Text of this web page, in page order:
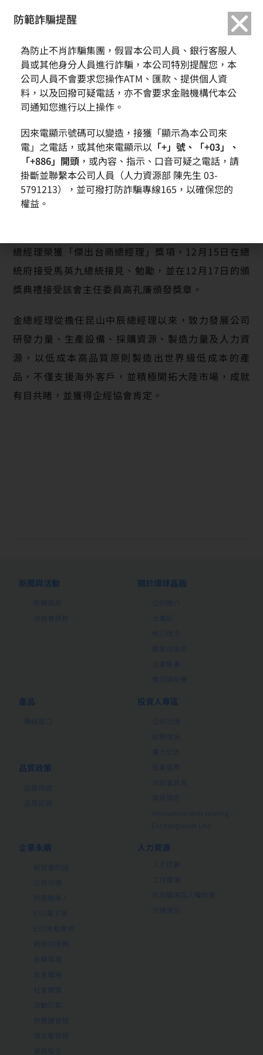
本公司之大陸子公司昆山中辰矽晶有限公司金敬長總經理榮獲中華民國企經協
會第29屆「國家傑出經理獎」
本公司之大陸子公司昆山中辰矽晶有限公司金敬長總經理榮獲
中華民國企經協會第29屆「國家傑出經理獎」
為了鼓勵專業經理人員致力提升企業管理品質及績
效，並表揚其對企業經營及國家經濟發展的貢獻，社
團法人中華民國企業經理協進會每年舉辦「國家傑出
總經理榮獲「傑出台商總經理」獎項，12月15日在總
統府接受馬英九總統接見、勉勵，並在12月17日的頒
獎典禮接受該會主任委員高孔廉頒發獎章。
金總經理從擔任昆山中辰總經理以來，致力發展公司
研發力量、生產設備、採購資源、製造力量及人力資
源，以低成本高品質原則製造出世界級低成本的產
品，不僅支援海外客戶，並積極開拓大陸市場，成就
有目共睹，並獲得企經協會肯定。
新聞與活動
新聞訊息
法說會訊息
關於環球晶圓
公司簡介
大事紀
核心理念
願景與使命
企業集團
獎項與榮譽
產品
聯絡窗口
品質政策
品質保證
品質認證
投資人專區
公司治理
財務資訊
重大公告
股東服務
法說會訊息
常見問答
Announcements relating
Exchangeable Unit
企業永續
經營者的話
公司治理
利害關係人
ESG電子報
ESG焦點案例
創新與服務
永續環境
友善職場
社會關懷
活動花絮
供應鏈管理
環安衛管理
資訊安全
人力資源
人才招募
工作環境
包容職場與人權政策
交通資訊
防範詐騙提醒
為防止不肖詐騙集團，假冒本公司人員、銀行客服人
員或其他身分人員進行詐騙，本公司特別提醒您，本
公司人員不會要求您操作ATM、匯款、提供個人資
料，以及回撥可疑電話，亦不會要求金融機構代本公
司通知您進行以上操作。
因來電顯示號碼可以變造，接獲「顯示為本公司來
電」之電話，或其他來電顯示以 「+」號、「+03」、
「+886」開頭 ，或內容、指示、口音可疑之電話，請
掛斷並聯繫本公司人員（人力資源部 陳先生 03-
5791213），並可撥打防詐騙專線165，以確保您的
權益。